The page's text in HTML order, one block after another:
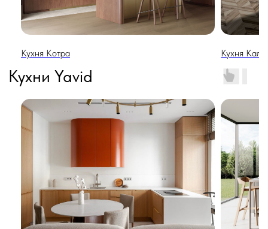
Кухня Котра Кухня
Гардеробные